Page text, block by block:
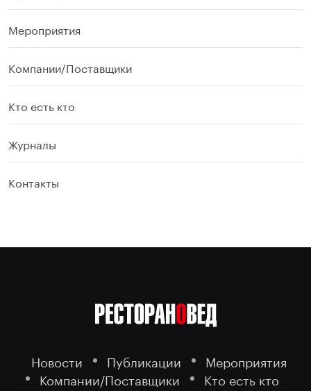
Мероприятия
Компании/Поставщики
Кто есть кто
Журналы
Контакты
Новости Публикации
Мероприятия
Компании/Поставщики
Кто есть кто